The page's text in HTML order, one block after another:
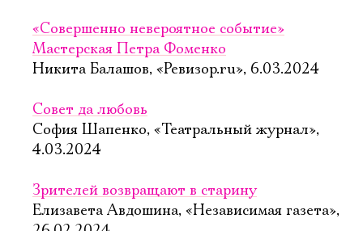
«Совершенно невероятное событие»
Мастерская Петра Фоменко
Никита Балашов, «Ревизор.ru», 6.03.2024
Совет да любовь
София Шапенко, «Театральный журнал»,
4.03.2024
Зрителей возвращают в старину
Елизавета Авдошина, «Независимая газета»,